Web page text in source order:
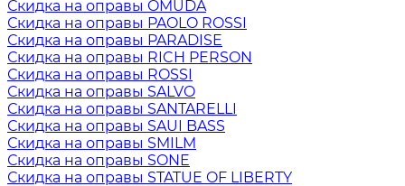
Скидка на оправы OMUDA
Скидка на оправы PAOLO ROSSI
Скидка на оправы PARADISE
Скидка на оправы RICH PERSON
Скидка на оправы ROSSI
Скидка на оправы SALVO
Скидка на оправы SANTARELLI
Скидка на оправы SAUI BASS
Скидка на оправы SMILM
Скидка на оправы SONE
Скидка на оправы STATUE OF LIBERTY